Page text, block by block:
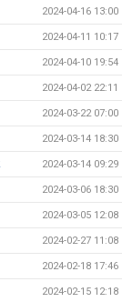
2024-04-16 13:00
2024-04-11 10:17
2024-04-10 19:54
2024-04-02 22:11
2024-03-22 07:00
2024-03-14 18:30
2024-03-14 09:29
2024-03-06 18:30
2024-03-05 12:08
2024-02-27 11:08
2024-02-18 17:46
2024-02-15 12:18